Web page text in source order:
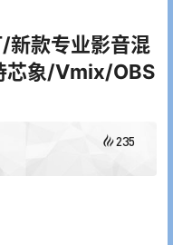
新款专业影音混
芯象/Vmix/OBS
235